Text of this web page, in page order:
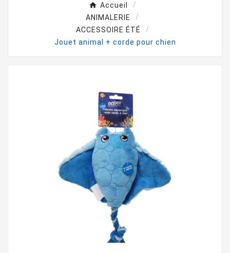
Accueil
ANIMALERIE
ACCESSOIRE ÉTÉ
Jouet animal + corde pour chien